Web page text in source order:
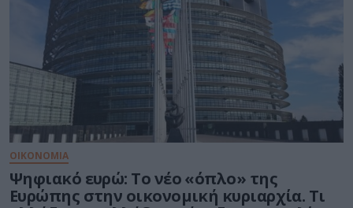
ΟΙΚΟΝΟΜΙΑ
Ψηφιακό ευρώ: Το νέο «όπλο» της
Ευρώπης στην οικονομική κυριαρχία. Τι